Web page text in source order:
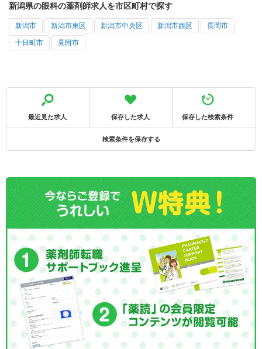
新潟県の眼科の薬剤師求人を市区町村で探す
新潟市 新潟市東区 新潟市中央区 新潟市西区 長岡市
十日町市 見附市
最近見た求人 保存した求人 保存した検索条件
検索条件を保存する